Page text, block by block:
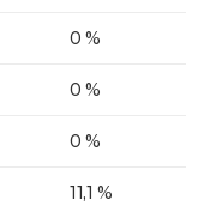
0 %
0 %
0 %
11,1 %